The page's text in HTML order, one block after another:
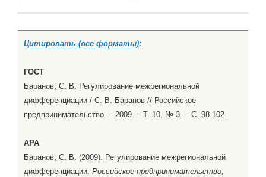
Цитировать (все форматы):
ГОСТ
Баранов, С. В. Регулирование межрегиональной
дифференциации / С. В. Баранов // Российское
предпринимательство. – 2009. – Т. 10, № 3. – С. 98-102.
APA
Баранов, С. В. (2009). Регулирование межрегиональной
дифференциации. Российское предпринимательство,